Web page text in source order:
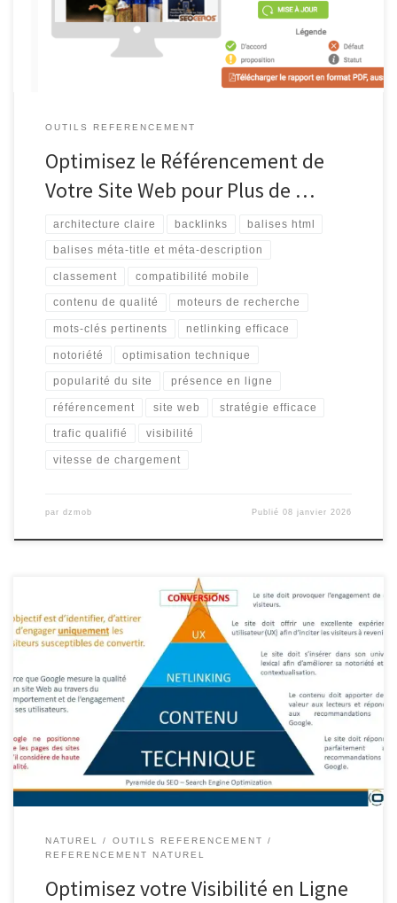
référencement permet d’attirer un trafic qualifié sur votre site,
d’améliorer sa […]
OUTILS REFERENCEMENT
Optimisez le Référencement de
Votre Site Web pour Plus de …
architecture claire backlinks balises html
balises méta-title et méta-description
classement compatibilité mobile
contenu de qualité moteurs de recherche
mots-clés pertinents netlinking efficace
notoriété optimisation technique
popularité du site présence en ligne
référencement site web stratégie efficace
trafic qualifié visibilité
vitesse de chargement
par dzmob Publié08 janvier 2026
Le Référencement Web SEO : Un Pilier Essentiel pour la Visibilité
en Ligne Le référencement web SEO, acronyme de Search Engine
Optimization, est un ensemble de techniques visant à améliorer la
visibilité d’un site internet sur les moteurs de recherche tels que
Google, Bing ou Yahoo. En effet, être bien […]
NATUREL
OUTILS REFERENCEMENT
REFERENCEMENT NATUREL
Optimisez votre Visibilité en Ligne